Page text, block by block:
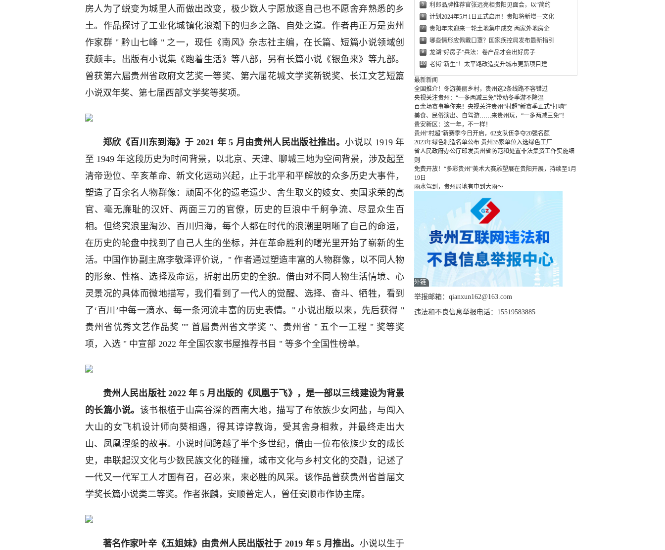
房人为了蜕变为城里人而做出改变，极少数人宁愿放逐自己也不愿舍弃熟悉的乡
土。作品探讨了工业化城镇化浪潮下的归乡之路、自处之道。作者冉正万是贵州
作家群 " 黔山七峰 " 之一，现任《南风》杂志社主编，在长篇、短篇小说领域创
获颇丰。出版有小说集《跑着生活》等八部，另有长篇小说《银鱼来》等九部。
曾获第六届贵州省政府文艺奖一等奖、第六届花城文学奖新锐奖、长江文艺短篇
小说双年奖、第七届西部文学奖等奖项。
郑欣《百川东到海》于 2021 年 5 月由贵州人民出版社推出。小说以 1919 年
至 1949 年这段历史为时间背景，以北京、天津、聊城三地为空间背景，涉及起至
清帝逊位、辛亥革命、新文化运动兴起，止于北平和平解放的众多历史大事件，
塑造了百余名人物群像：顽固不化的遗老遗少、舍生取义的妓女、卖国求荣的高
官、毫无廉耻的汉奸、两面三刀的官僚，历史的巨浪中千舸争流、尽显众生百
相。但终究浪里淘沙、百川归海，每个人都在时代的浪潮里明晰了自己的命运，
在历史的轮盘中找到了自己人生的坐标，并在革命胜利的曙光里开始了崭新的生
活。中国作协副主席李敬泽评价说，" 作者通过塑造丰富的人物群像，以不同人物
的形象、性格、选择及命运，折射出历史的全貌。借由对不同人物生活情境、心
灵景况的具体而微地描写，我们看到了一代人的觉醒、选择、奋斗、牺牲，看到
了‘百川’中每一滴水、每一条河流丰富的历史表情。" 小说出版以来，先后获得 "
贵州省优秀文艺作品奖 "" 首届贵州省文学奖 "、贵州省 " 五个一工程 " 奖等奖
项，入选 " 中宣部 2022 年全国农家书屋推荐书目 " 等多个全国性榜单。
贵州人民出版社 2022 年 5 月出版的《凤凰于飞》，是一部以三线建设为背景
的长篇小说。 该书根植于山高谷深的西南大地，描写了布依族少女阿盐，与闯入
大山的女飞机设计师向葵相遇，得其谆谆教诲，受其舍身相救，并最终走出大
山、凤凰涅槃的故事。小说时间跨越了半个多世纪，借由一位布依族少女的成长
史，串联起汉文化与少数民族文化的碰撞，城市文化与乡村文化的交融，记述了
一代又一代军工人才国有召，召必来，来必胜的风采。该作品曾获贵州省首届文
学奖长篇小说类二等奖。作者张麟，安顺普定人，曾任安顺市作协主席。
著名作家叶辛《五姐妹》由贵州人民出版社于 2019 年 5 月推出。 小说以生于
5 利郎品牌推荐官张远亮相贵阳见面会，以“简约
6 计划2024年5月1日正式启用！贵阳将新增一文化
7 贵阳年末迎来一轮土地集中成交 两家外地房企
8 哪些情形应佩戴口罩？国家疾控局发布最新指引
9 龙湖“好房子”兵法：卷产品才会出好房子
10 老街“新生”！太平路改造提升城市更新项目建
最新新闻
全国推介！冬游美丽乡村，贵州这2条线路不容错过
央视关注贵州：“一多两减三免”带动冬季游不降温
百余场赛事等你来！央视关注贵州“村超”新赛季正式“打响”
美食、民俗演出、自驾游……来贵州玩，“一多两减三免”！
贵安新区：这一年，不一样！
贵州“村超”新赛季今日开启，62支队伍争夺20强名额
2023年绿色制造名单公布 贵州35家单位入选绿色工厂
省人民政府办公厅印发贵州省防范和处置非法集资工作实施细
则
免费开放！“多彩贵州”美术大赛雕塑展在贵阳开展，持续至1月
19日
雨水驾到，贵州局地有中到大雨～
外链
举报邮箱：qianxun162@163.com
违法和不良信息举报电话：15519583885